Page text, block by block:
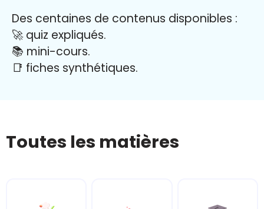
Des centaines de contenus disponibles :
🚀 quiz expliqués.
📚 mini-cours.
📑 fiches synthétiques.
Toutes les matières